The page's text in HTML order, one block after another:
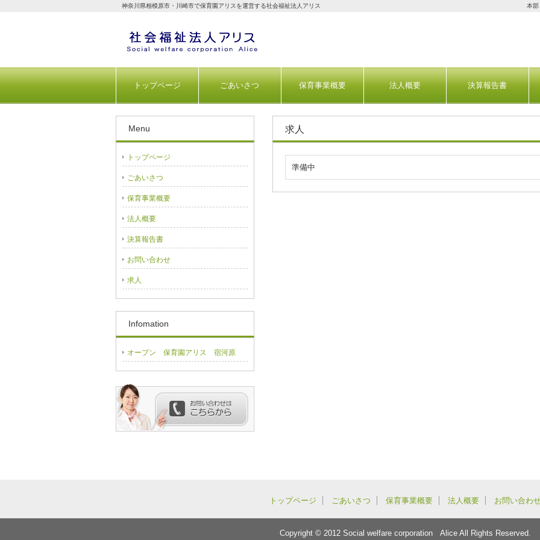
神奈川県相模原市・川崎市で保育園アリスを運営する社会福祉法人アリス 本
トップページ ごあいさつ 保育事業概要 法人概要 決算報告書
求人
準備中
Menu
トップページ
ごあいさつ
保育事業概要
法人概要
決算報告書
お問い合わせ
求人
Infomation
オープン 保育園アリス 宿河原
トップページ ごあいさつ 保育事業概要 法人概要 お問い合わ
Copyright © 2012 Social welfare corporation Alice All Rights Reserved.